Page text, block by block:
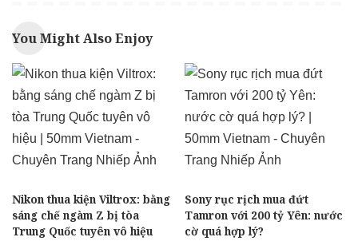
You Might Also Enjoy
Nikon thua kiện Viltrox: bằng
sáng chế ngàm Z bị tòa
Trung Quốc tuyên vô hiệu
Sony rục rịch mua đứt
Tamron với 200 tỷ Yên: nước
cờ quá hợp lý?